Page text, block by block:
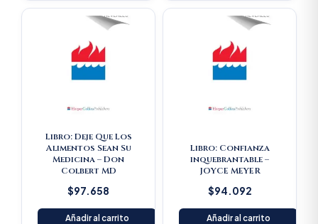
Libro: Deje Que Los
Alimentos Sean Su
Medicina – Don
Colbert MD
$97.658
Añadir al carrito
Libro: Confianza
inquebrantable –
JOYCE MEYER
$94.092
Añadir al carrito